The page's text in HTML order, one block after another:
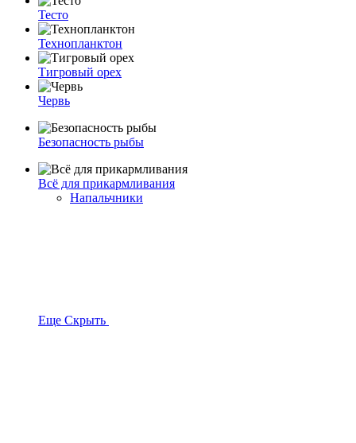
Тесто
Технопланктон
Тигровый орех
Червь
Безопасность рыбы
Всё для прикармливания
Напальчники
Еще Скрыть